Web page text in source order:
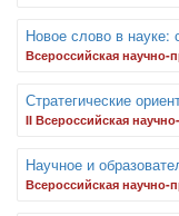
Новое слово в науке:
Всероссийская научно-
Стратегические
II Всероссийская
Научное и
Всероссийская научно-